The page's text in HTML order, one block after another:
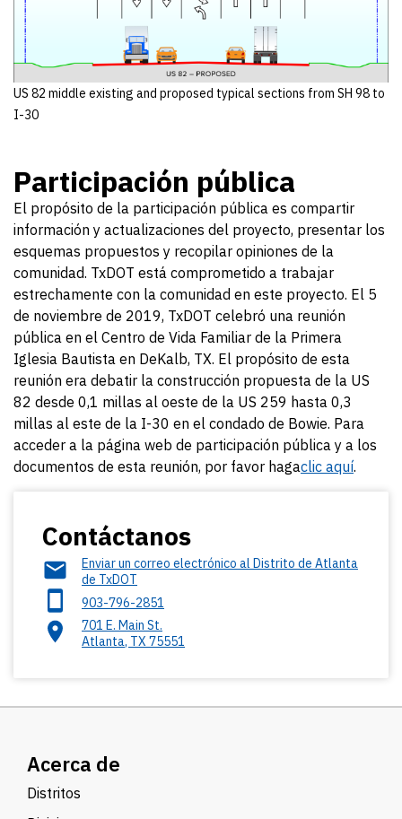
US 82 middle existing and proposed typical sections from SH 98 to
I-30
Participación pública
El propósito de la participación pública es compartir
información y actualizaciones del proyecto, presentar los
esquemas propuestos y recopilar opiniones de la
comunidad. TxDOT está comprometido a trabajar
estrechamente con la comunidad en este proyecto. El 5
de noviembre de 2019, TxDOT celebró una reunión
pública en el Centro de Vida Familiar de la Primera
Iglesia Bautista en DeKalb, TX. El propósito de esta
reunión era debatir la construcción propuesta de la US
82 desde 0,1 millas al oeste de la US 259 hasta 0,3
millas al este de la I-30 en el condado de Bowie. Para
acceder a la página web de participación pública y a los
documentos de esta reunión, por favor hagaclic aquí.
Contáctanos
Enviar un correo electrónico al Distrito de Atlanta
de TxDOT
903-796-2851
701 E. Main St.
Atlanta, TX 75551
Acerca de
Distritos